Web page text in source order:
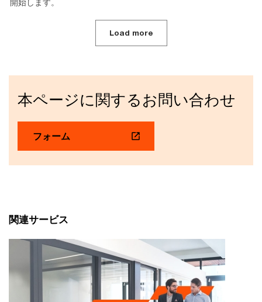
Load more
本ページに関するお問い合わせ
フォーム
関連サービス